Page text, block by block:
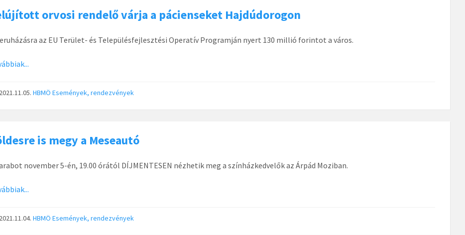
orvosi rendelő várja a pácienseket Hajdúdorogon
az EU Terület- és Településfejlesztési Operatív Programján nyert 130 millió forintot a város.
2021.11.05.HBMÖ Események, rendezvények
is megy a Meseautó
november 5-én, 19.00 órától DÍJMENTESEN nézhetik meg a színházkedvelők az Árpád Moziban.
2021.11.04.HBMÖ Események, rendezvények